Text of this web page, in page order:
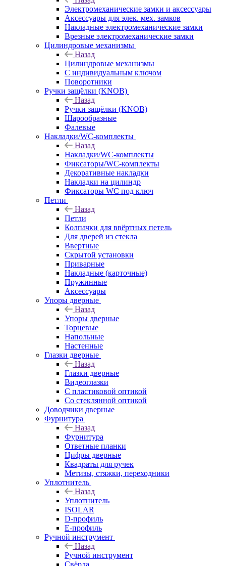
Электромеханические замки и аксессуары
Аксессуары для элек. мех. замков
Накладные электромеханические замки
Врезные электромеханические замки
Цилиндровые механизмы
Назад
Цилиндровые механизмы
С индивидуальным ключом
Поворотники
Ручки защёлки (KNOB)
Назад
Ручки защёлки (KNOB)
Шарообразные
Фалевые
Накладки/WC-комплекты
Назад
Накладки/WC-комплекты
Фиксаторы/WC-комплекты
Декоративные накладки
Накладки на цилиндр
Фиксаторы WC под ключ
Петли
Назад
Петли
Колпачки для ввёртных петель
Для дверей из стекла
Ввертные
Скрытой установки
Приварные
Накладные (карточные)
Пружинные
Аксессуары
Упоры дверные
Назад
Упоры дверные
Торцевые
Напольные
Настенные
Глазки дверные
Назад
Глазки дверные
Видеоглазки
С пластиковой оптикой
Со стеклянной оптикой
Доводчики дверные
Фурнитура
Назад
Фурнитура
Ответные планки
Цифры дверные
Квадраты для ручек
Метизы, стяжки, переходники
Уплотнитель
Назад
Уплотнитель
ISOLAR
D-профиль
Е-профиль
Ручной инструмент
Назад
Ручной инструмент
Свёрла